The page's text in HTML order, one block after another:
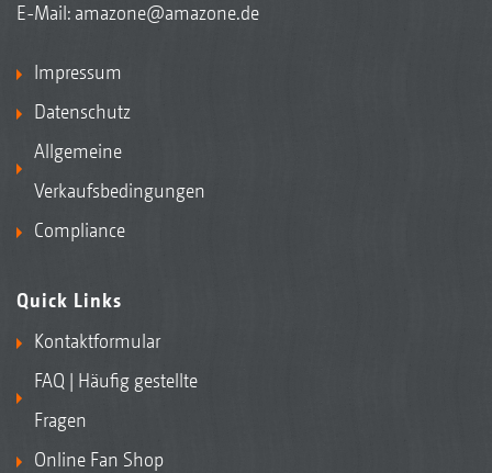
E-Mail: amazone@amazone.de
Impressum
Datenschutz
Allgemeine
Verkaufsbedingungen
Compliance
Quick Links
Kontaktformular
FAQ | Häufig gestellte
Fragen
Online Fan Shop